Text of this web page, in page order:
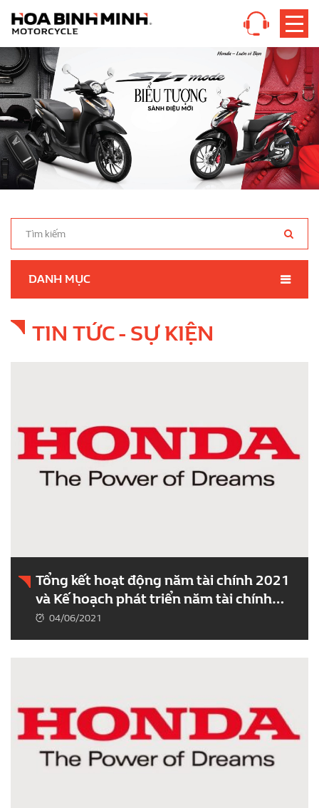
DANH MỤC
TIN TỨC - SỰ KIỆN
Tổng kết hoạt động năm tài chính 2021
và Kế hoạch phát triển năm tài chính
2022 Công ty Honda Việt Nam (HVN)
04/06/2021